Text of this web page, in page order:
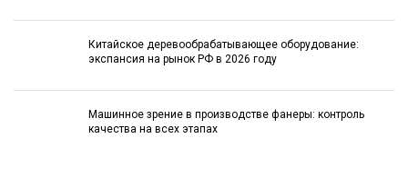
Китайское деревообрабатывающее оборудование:
экспансия на рынок РФ в 2026 году
Машинное зрение в производстве фанеры: контроль
качества на всех этапах